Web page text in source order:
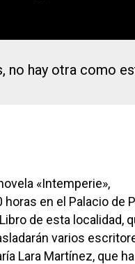
no hay otra como
«Intemperie»,
en el Palacio de
de esta localidad,
varios
Lara Martínez, que ha